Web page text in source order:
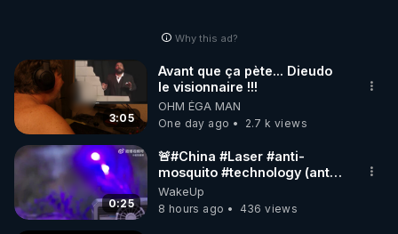
Why this ad?
3:05
Avant que ça pète... Dieudo
le visionnaire !!!
OHM ÉGA MAN
One day ago
2.7 k views
0:25
🚨#China #Laser #anti-
mosquito #technology (anti
#moustique) Photon Matrix
WakeUp
8 hours ago
436 views